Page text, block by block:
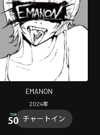
EMANON
2024年
チャートイン